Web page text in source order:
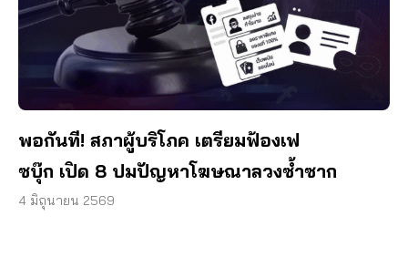
พอกันที! สภาผู้บริโภค เตรียมฟ้องเฟ
ซบุ๊ก เปิด 8 ปมปัญหาโฆษณาลวงซ้ำซาก
4 มิถุนายน 2569